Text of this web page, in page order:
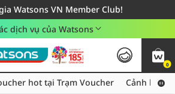
Watsons VN Member Club!
hàng cho đơn hàng từ 249,000Đ
24h - Áp dụng khu vực TP. Hồ Chí Minh
dịch vụ của Watsons
0
Thu thập thêm voucher hot tại Trạm Voucher
hot tại Trạm Voucher Cảnh báo